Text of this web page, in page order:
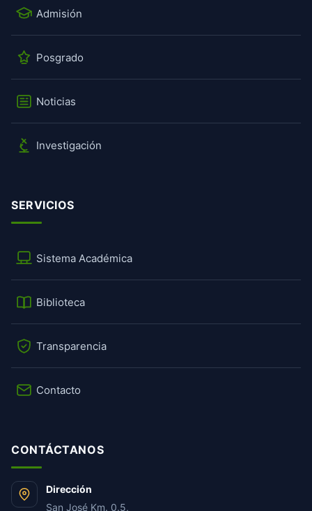
Admisión
Posgrado
Noticias
Investigación
SERVICIOS
Sistema Académica
Biblioteca
Transparencia
Contacto
CONTÁCTANOS
Dirección
San José Km. 0.5,